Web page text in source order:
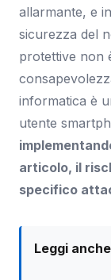
allarmante, e
sicurezza del
protettive non
informatica è
utente
articolo, il
specifico
Leggi